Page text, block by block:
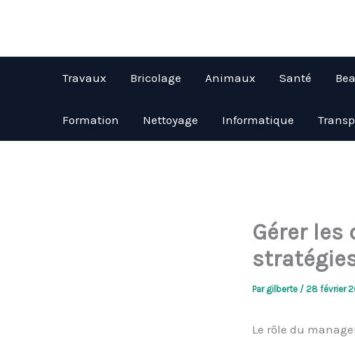
Travaux Bricolage Animaux Santé
Formation Nettoyage Informatique
Gérer les
Par gilberte / 28 février
Le rôle du